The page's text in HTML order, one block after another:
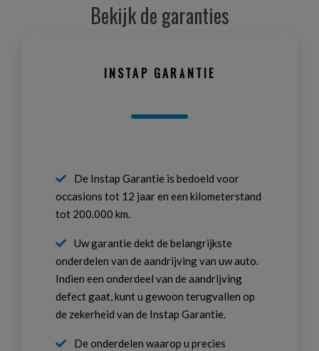
Bekijk de garanties
INSTAP GARANTIE
De Instap Garantie is bedoeld voor
occasions tot 12 jaar en een kilometerstand
tot 200.000 km.
Uw garantie dekt de belangrijkste
onderdelen van de aandrijving van uw auto.
Indien een onderdeel van de aandrijving
defect gaat, kunt u gewoon terugvallen op
de zekerheid van de Instap Garantie.
De onderdelen waarop u precies